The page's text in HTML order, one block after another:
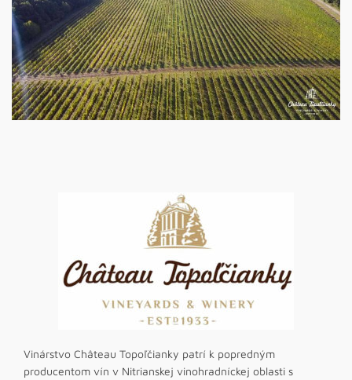
Vinárstvo Château Topoľčianky patrí k popredným
producentom vín v Nitrianskej vinohradníckej oblasti s